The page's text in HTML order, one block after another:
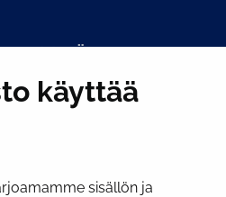
käyttää
sisällön ja
MEDIA
InstagramYouTube